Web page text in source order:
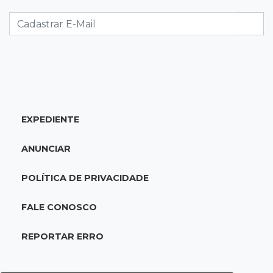
Vitória goleia Athletico-PR por 4 a 0 e avança
às quartas da Copa do Brasil
Veja as dezenas de hoje na Mega-Sena, Quina,
abertas em 114 funções
EXPEDIENTE
ANUNCIAR
POLÍTICA DE PRIVACIDADE
FALE CONOSCO
REPORTAR ERRO